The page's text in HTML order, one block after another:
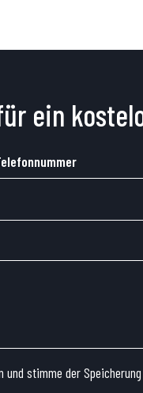
ein
und stimme der